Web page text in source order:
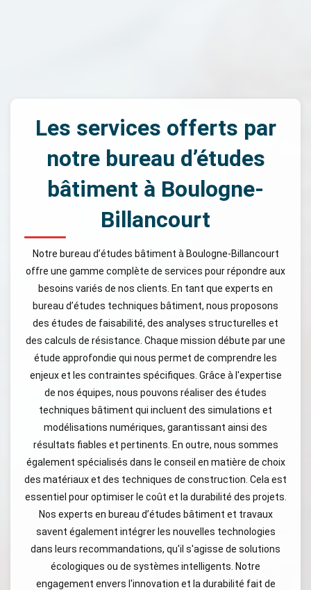
Les services offerts par
notre bureau d’études
bâtiment à Boulogne-
Billancourt
Notre bureau d’études bâtiment à Boulogne-Billancourt
offre une gamme complète de services pour répondre aux
besoins variés de nos clients. En tant que experts en
bureau d’études techniques bâtiment, nous proposons
des études de faisabilité, des analyses structurelles et
des calculs de résistance. Chaque mission débute par une
étude approfondie qui nous permet de comprendre les
enjeux et les contraintes spécifiques. Grâce à l'expertise
de nos équipes, nous pouvons réaliser des études
techniques bâtiment qui incluent des simulations et
modélisations numériques, garantissant ainsi des
résultats fiables et pertinents. En outre, nous sommes
également spécialisés dans le conseil en matière de choix
des matériaux et des techniques de construction. Cela est
essentiel pour optimiser le coût et la durabilité des projets.
Nos experts en bureau d’études bâtiment et travaux
savent également intégrer les nouvelles technologies
dans leurs recommandations, qu'il s'agisse de solutions
écologiques ou de systèmes intelligents. Notre
engagement envers l'innovation et la durabilité fait de